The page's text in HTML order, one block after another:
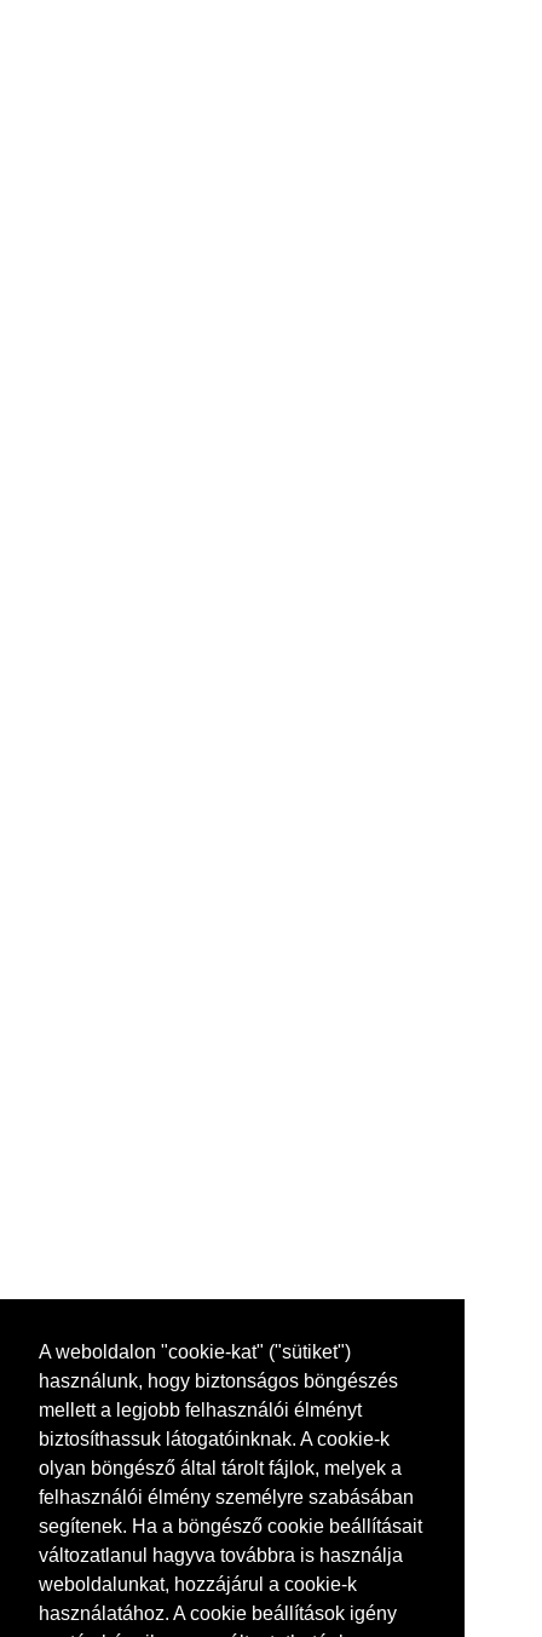
A weboldalon "cookie-kat" ("sütiket")
használunk, hogy biztonságos böngészés
mellett a legjobb felhasználói élményt
biztosíthassuk látogatóinknak. A cookie-k
olyan böngésző által tárolt fájlok, melyek a
felhasználói élmény személyre szabásában
segítenek. Ha a böngésző cookie beállításait
változatlanul hagyva továbbra is használja
weboldalunkat, hozzájárul a cookie-k
használatához. A cookie beállítások igény